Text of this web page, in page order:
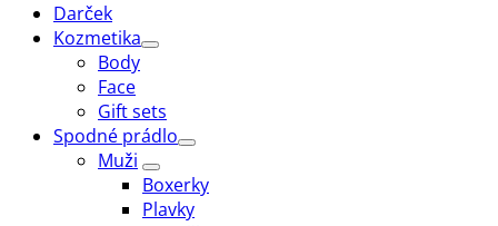
Darček
Kozmetika
Body
Face
Gift sets
Spodné prádlo
Muži
Boxerky
Plavky